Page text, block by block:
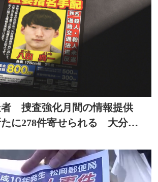
者 捜査強化月間の情報提供
に278件寄せられる 大分・